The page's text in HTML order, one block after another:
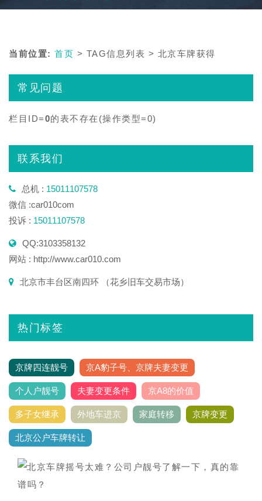
当前位置: 首页 > TAG信息列表 > 北京车牌获得
常见问题
栏目ID=0的表不存在(操作类型=0)
联系我们
总机 : 15011107578
微信 :car010com
投诉 : 15011107578
QQ:3103358132
网站 : http://www.car010.com
北京市丰台区南四环 （花乡旧车交易市场）
热门标签
京牌四连靓号 京A豹子号、京牌夫妻变更
个人户靓号 夫妻变更条件 京A8的价值
多子女继承 外地车进京 家庭转移 京牌变更
北京公户车牌转让